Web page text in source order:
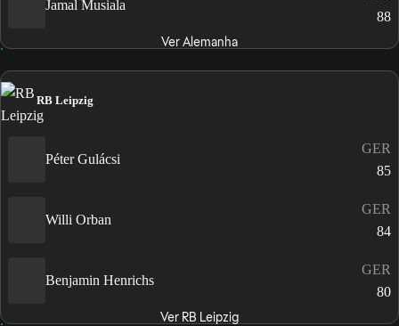
Jamal Musiala
88
Ver Alemanha
RB Leipzig
Péter Gulácsi
GER
85
Willi Orban
GER
84
Benjamin Henrichs
GER
80
Ver RB Leipzig